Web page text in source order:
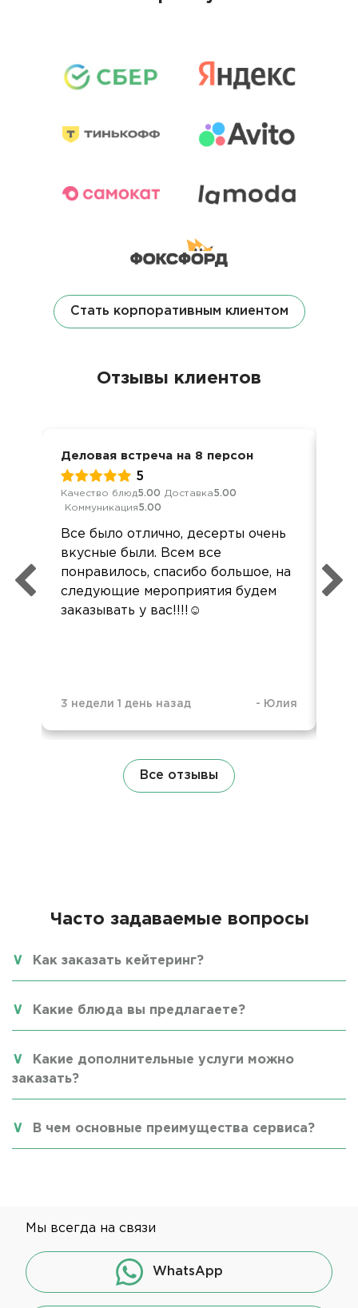
Стать корпоративным клиентом
Отзывы клиентов
Деловая встреча на 8 персон
5
Качество блюд5.00 Доставка5.00
Коммуникация5.00
Все было отлично, десерты очень
вкусные были. Всем все
понравилось, спасибо большое, на
следующие мероприятия будем
заказывать у вас!!!!☺️
3 недели 1 день назад - Юлия
Все отзывы
Часто задаваемые вопросы
Как заказать кейтеринг?
Какие блюда вы предлагаете?
Какие дополнительные услуги можно
заказать?
В чем основные преимущества сервиса?
Мы всегда на связи
WhatsApp